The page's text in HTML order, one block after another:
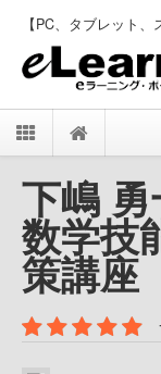
【PC、タブレット
下嶋
数学技
策講座